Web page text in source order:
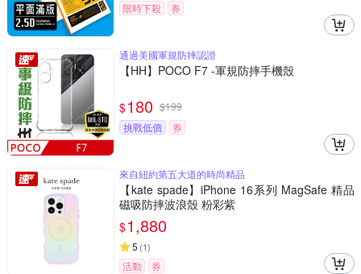
限時下殺 券
通過美國軍規防摔認證
【HH】POCO F7 -軍規防摔手機殼
$180 $199
挑戰低價
券
來自紐約第五大道的時尚精品
【kate spade】iPhone 16系列 MagSafe 精品
磁吸防摔波浪殼 粉彩紫
$1,880
5 (1)
活動
券